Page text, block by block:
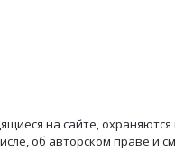
на сайте, охраняются
об авторском праве и